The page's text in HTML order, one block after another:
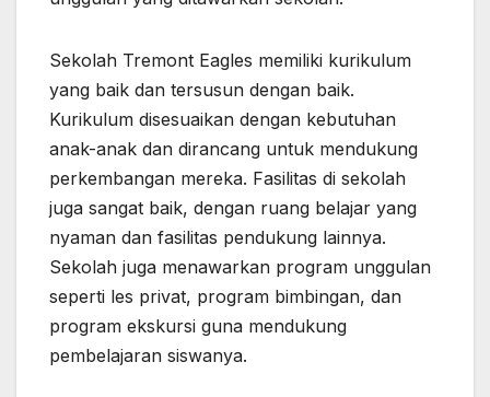
Sekolah Tremont Eagles memiliki kurikulum
yang baik dan tersusun dengan baik.
Kurikulum disesuaikan dengan kebutuhan
anak-anak dan dirancang untuk mendukung
perkembangan mereka. Fasilitas di sekolah
juga sangat baik, dengan ruang belajar yang
nyaman dan fasilitas pendukung lainnya.
Sekolah juga menawarkan program unggulan
seperti les privat, program bimbingan, dan
program ekskursi guna mendukung
pembelajaran siswanya.